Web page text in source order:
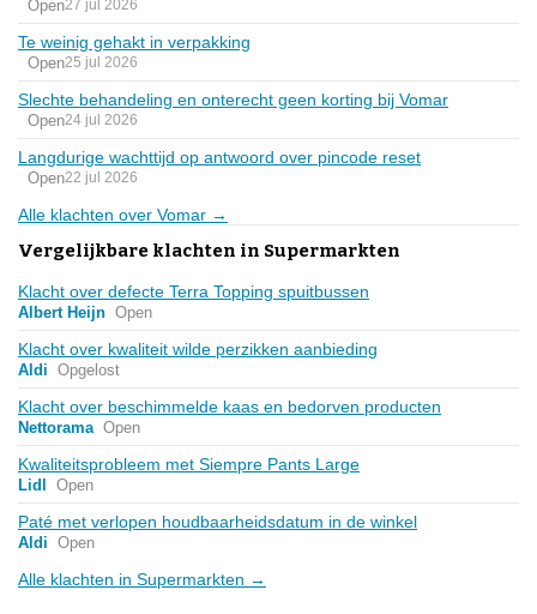
Open27 jul 2026
Te weinig gehakt in verpakking
Open25 jul 2026
Slechte behandeling en onterecht geen korting bij Vomar
Open24 jul 2026
Langdurige wachttijd op antwoord over pincode reset
Open22 jul 2026
Alle klachten over Vomar →
Vergelijkbare klachten in Supermarkten
Klacht over defecte Terra Topping spuitbussen
Albert Heijn Open
Klacht over kwaliteit wilde perzikken aanbieding
Aldi Opgelost
Klacht over beschimmelde kaas en bedorven producten
Nettorama Open
Kwaliteitsprobleem met Siempre Pants Large
Lidl Open
Paté met verlopen houdbaarheidsdatum in de winkel
Aldi Open
Alle klachten in Supermarkten →